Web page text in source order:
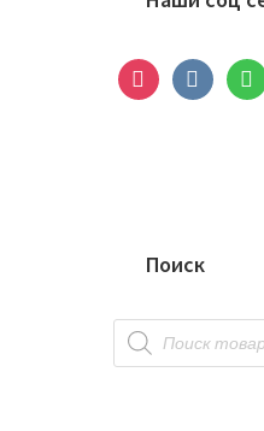
instagramvkontakte
Поиск
Поиск
товаров